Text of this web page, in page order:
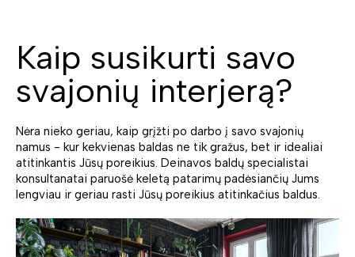
Kaip susikurti savo
svajonių interjerą?
Nėra nieko geriau, kaip grįžti po darbo į savo svajonių
namus - kur kekvienas baldas ne tik gražus, bet ir idealiai
atitinkantis Jūsų poreikius. Deinavos baldų specialistai
konsultanatai paruošė keletą patarimų padėsiančių Jums
lengviau ir geriau rasti Jūsų poreikius atitinkačius baldus.